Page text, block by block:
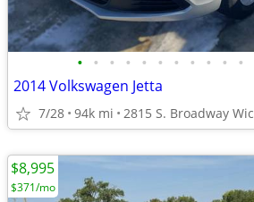
• • • • • • • • • • •
2014 Volkswagen Jetta
7/28 94k mi 2815 S. Broadway
$8,995
$371/mo